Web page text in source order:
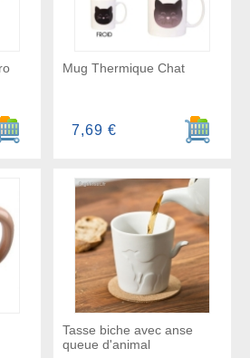
Ajouter au panier
Mug Thermique Chat
Ajouter
7,69 €
Tasse biche avec anse
queue d'animal